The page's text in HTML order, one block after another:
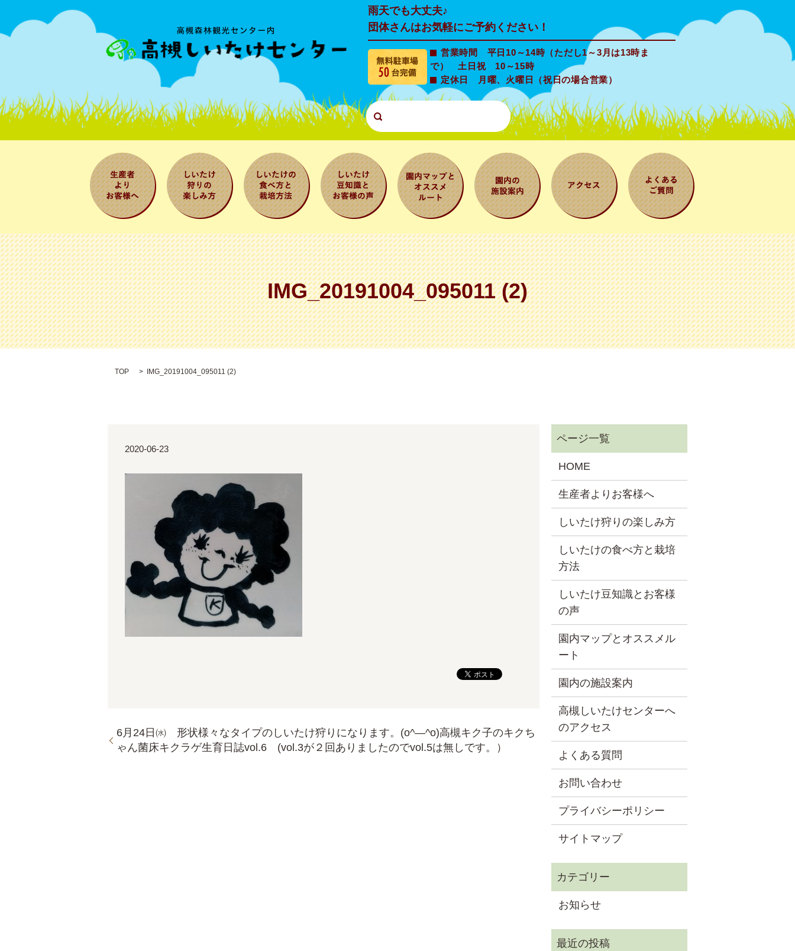
雨天でも大丈夫♪
団体さんはお気軽にご予約ください！
営業時間 平日10～14時（ただし1～3月は13時ま
で） 土日祝 10～15時
定休日 月曜、火曜日（祝日の場合営業）
客様へ
の楽しみ方
べ方と栽培方
法
識とお客様の
声
オススメルー
ト
内
IMG_20191004_095011 (2)
TOP IMG_20191004_095011 (2)
2020-06-23
6月24日㈬ 形状様々なタイプのしいたけ狩りになります。(o^―^o)高槻キク子のキクち
ゃん菌床キクラゲ生育日誌vol.6 (vol.3が２回ありましたのでvol.5は無しです。）
HOME
生産者よりお客様へ
しいたけ狩りの楽しみ方
しいたけの食べ方と栽培
方法
しいたけ豆知識とお客様
の声
園内マップとオススメル
ート
園内の施設案内
高槻しいたけセンターへ
のアクセス
よくある質問
お問い合わせ
プライバシーポリシー
サイトマップ
お知らせ